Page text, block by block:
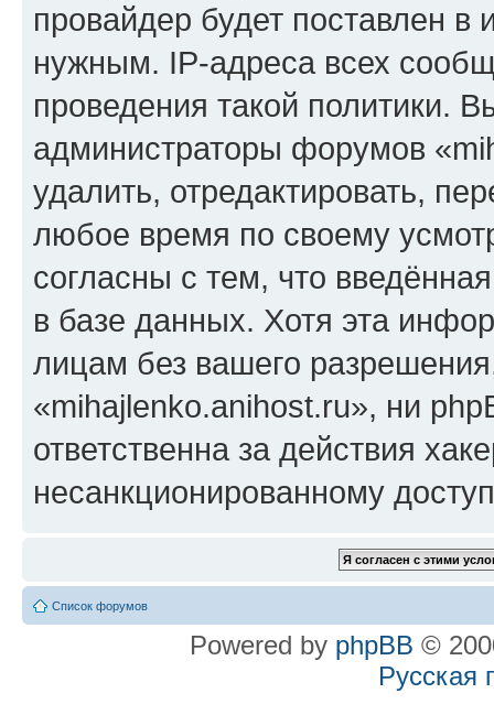
провайдер будет поставлен в
нужным. IP-адреса всех
проведения такой политики.
администраторы форумов
удалить, отредактировать,
любое время по своему
согласны с тем, что
в базе данных. Хотя эта
лицам без вашего
«mihajlenko.anihost.ru», ни
ответственна за действия
несанкционированному
Список форумов
Powered by phpBB ©
Русская